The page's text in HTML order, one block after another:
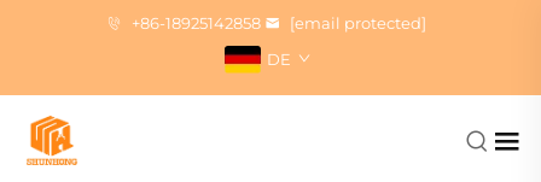
+86-18925142858
[email protected]
DE